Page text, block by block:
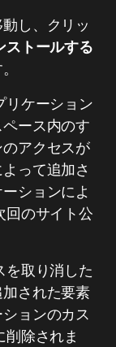
し、クリッ
ストールする
リケーション
ース内のす
アクセスが
って追加さ
ションによ
回のサイト公
を取り消した
された要素
ョンのカス
除されま